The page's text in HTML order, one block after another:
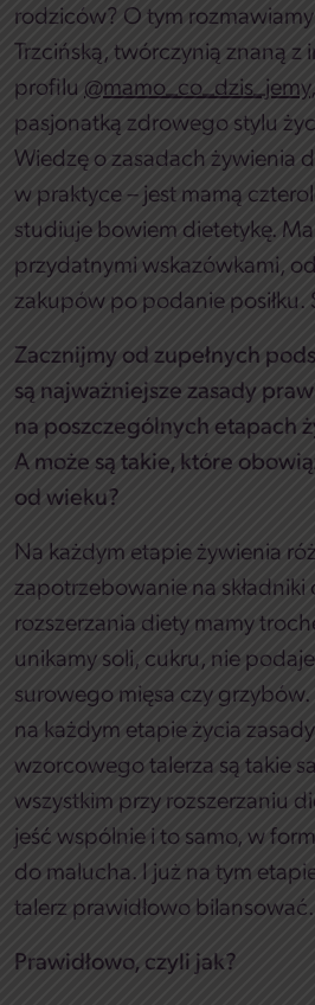
rodziców? O tym
Trzcińską, twórczynią znaną
profilu @mamo_co_dzis_jemy
pasjonatką zdrowego stylu
Wiedzę o zasadach żywienia
w praktyce – jest mamą
studiuje bowiem dietetykę.
przydatnymi wskazówkami,
zakupów po podanie posiłku.
Zacznijmy od zupełnych
są najważniejsze zasady
na poszczególnych etapach
A może są takie, które
od wieku?
Na każdym etapie żywienia
zapotrzebowanie na
rozszerzania diety mamy
unikamy soli, cukru, nie
surowego mięsa czy
na każdym etapie życia
wzorcowego talerza są takie
wszystkim przy rozszerzaniu
jeść wspólnie i to samo, w
do malucha. I już na tym
talerz prawidłowo bilansować.
Prawidłowo, czyli jak?